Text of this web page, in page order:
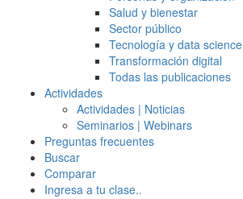
Salud y bienestar
Sector público
Tecnología y data science
Transformación digital
Todas las publicaciones
Actividades
Actividades | Noticias
Seminarios | Webinars
Preguntas frecuentes
Buscar
Comparar
Ingresa a tu clase..